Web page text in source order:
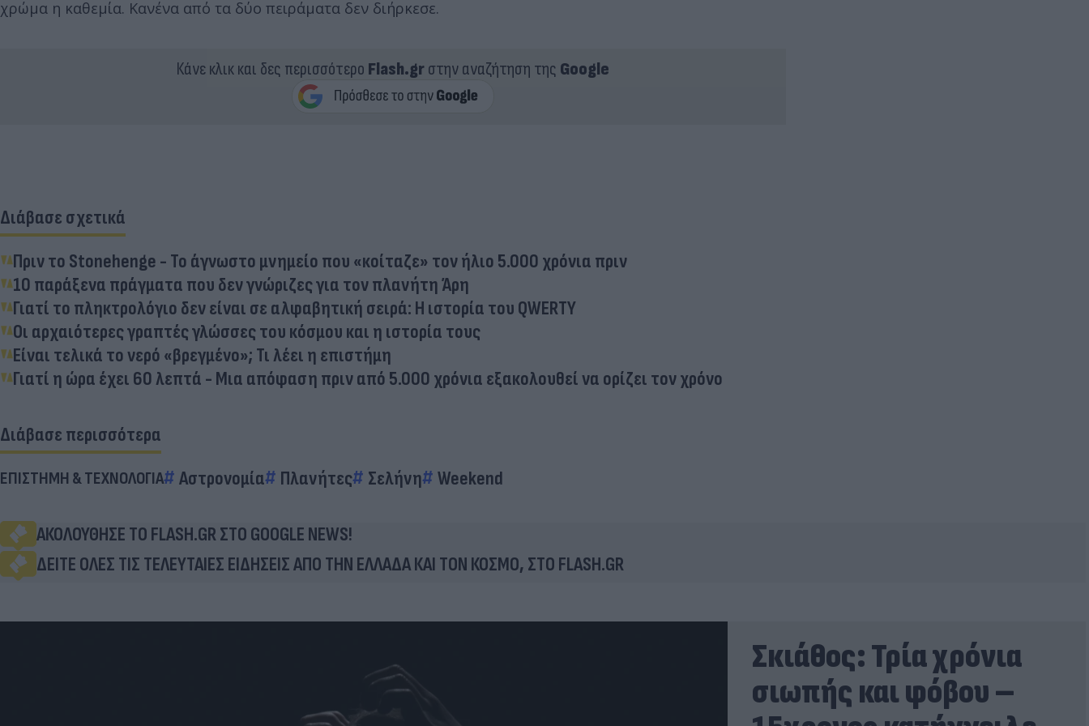
χρώμα η καθεμία. Κανένα από τα δύο πειράματα δεν διήρκεσε.
Κάνε κλικ και δες περισσότερο Flash.grστην αναζήτηση της Google
Διάβασε σχετικά
Πριν το Stonehenge - Το άγνωστο μνημείο που «κοίταζε» τον ήλιο 5.000 χρόνια πριν
10 παράξενα πράγματα που δεν γνώριζες για τον πλανήτη Άρη
Γιατί το πληκτρολόγιο δεν είναι σε αλφαβητική σειρά: Η ιστορία του QWERTY
Οι αρχαιότερες γραπτές γλώσσες του κόσμου και η ιστορία τους
Είναι τελικά το νερό «βρεγμένο»; Τι λέει η επιστήμη
Γιατί η ώρα έχει 60 λεπτά - Mια απόφαση πριν από 5.000 χρόνια εξακολουθεί να ορίζει τον χρόνο
Διάβασε περισσότερα
ΕΠΙΣΤΗΜΗ & ΤΕΧΝΟΛΟΓΙΑ Αστρονομία Πλανήτες Σελήνη Weekend
ΑΚΟΛΟΥΘΗΣΕ ΤΟ FLASH.GR ΣΤΟ GOOGLE NEWS!
ΔΕΙΤΕ ΟΛΕΣ ΤΙΣ ΤΕΛΕΥΤΑΙΕΣ ΕΙΔΗΣΕΙΣ ΑΠΟ ΤΗΝ ΕΛΛΑΔΑ ΚΑΙ ΤΟΝ ΚΟΣΜΟ, ΣΤΟ FLASH.GR
Σκιάθος: Τρία χρόνια
σιωπής και φόβου –